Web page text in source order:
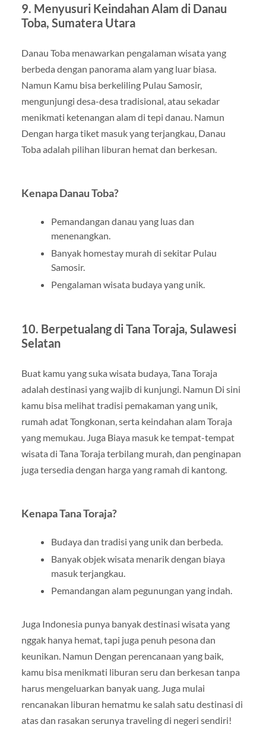
9. Menyusuri Keindahan Alam di Danau
Toba, Sumatera Utara
Danau Toba menawarkan pengalaman wisata yang
berbeda dengan panorama alam yang luar biasa.
Namun Kamu bisa berkeliling Pulau Samosir,
mengunjungi desa-desa tradisional, atau sekadar
menikmati ketenangan alam di tepi danau. Namun
Dengan harga tiket masuk yang terjangkau, Danau
Toba adalah pilihan liburan hemat dan berkesan.
Kenapa Danau Toba?
Pemandangan danau yang luas dan
menenangkan.
Banyak homestay murah di sekitar Pulau
Samosir.
Pengalaman wisata budaya yang unik.
10. Berpetualang di Tana Toraja, Sulawesi
Selatan
Buat kamu yang suka wisata budaya, Tana Toraja
adalah destinasi yang wajib di kunjungi. Namun Di sini
kamu bisa melihat tradisi pemakaman yang unik,
rumah adat Tongkonan, serta keindahan alam Toraja
yang memukau. Juga Biaya masuk ke tempat-tempat
wisata di Tana Toraja terbilang murah, dan penginapan
juga tersedia dengan harga yang ramah di kantong.
Kenapa Tana Toraja?
Budaya dan tradisi yang unik dan berbeda.
Banyak objek wisata menarik dengan biaya
masuk terjangkau.
Pemandangan alam pegunungan yang indah.
Juga Indonesia punya banyak destinasi wisata yang
nggak hanya hemat, tapi juga penuh pesona dan
keunikan. Namun Dengan perencanaan yang baik,
kamu bisa menikmati liburan seru dan berkesan tanpa
harus mengeluarkan banyak uang. Juga mulai
rencanakan liburan hematmu ke salah satu destinasi di
atas dan rasakan serunya traveling di negeri sendiri!